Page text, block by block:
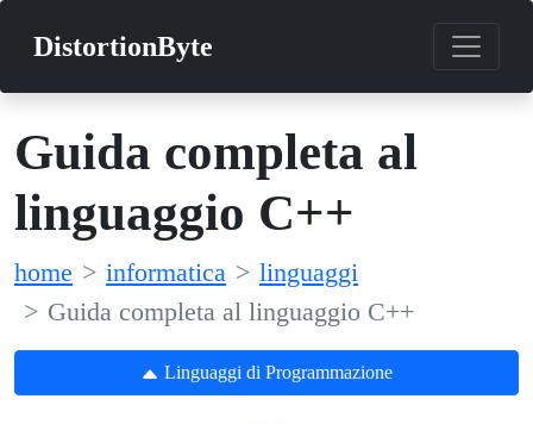
DistortionByte
Guida completa al
linguaggio C++
home informatica
linguaggi
Guida completa al linguaggio C++
Linguaggi di Programmazione